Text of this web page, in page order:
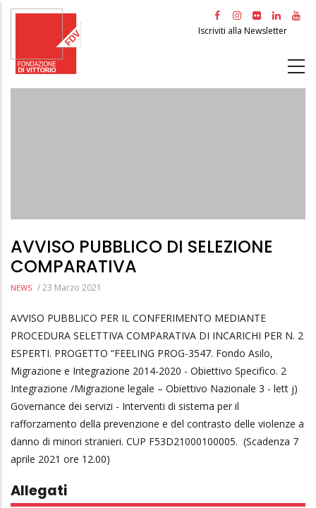
Salta
principale
Iscriviti alla Newsletter
AVVISO PUBBLICO DI SELEZIONE
COMPARATIVA
NEWS /23 Marzo 2021
AVVISO PUBBLICO PER IL CONFERIMENTO MEDIANTE
PROCEDURA SELETTIVA COMPARATIVA DI INCARICHI PER N. 2
ESPERTI. PROGETTO “FEELING PROG-3547. Fondo Asilo,
Migrazione e Integrazione 2014-2020 - Obiettivo Specifico. 2
Integrazione /Migrazione legale – Obiettivo Nazionale 3 - lett j)
Governance dei servizi - Interventi di sistema per il
rafforzamento della prevenzione e del contrasto delle violenze a
danno di minori stranieri. CUP F53D21000100005. (Scadenza 7
aprile 2021 ore 12.00)
Allegati